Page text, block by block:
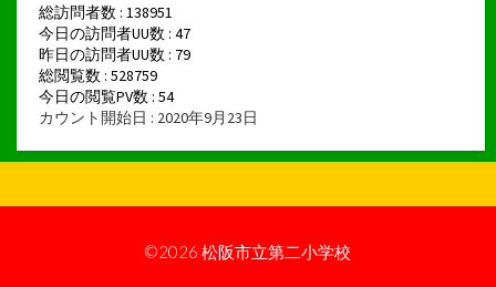
総訪問者数 : 138951
今日の訪問者UU数 : 47
昨日の訪問者UU数 : 79
総閲覧数 : 528759
今日の閲覧PV数 : 54
カウント開始日 : 2020年9月23日
©2026 松阪市立第二小学校